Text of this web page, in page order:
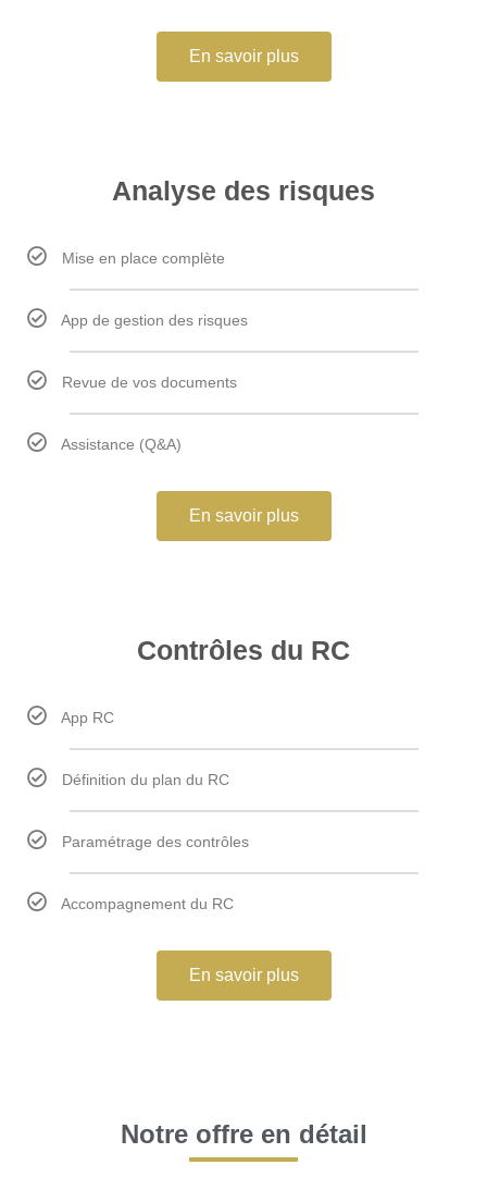
En savoir plus
Analyse des risques
Mise en place complète
App de gestion des risques
Revue de vos documents
Assistance (Q&A)
En savoir plus
Contrôles du RC
App RC
Définition du plan du RC
Paramétrage des contrôles
Accompagnement du RC
En savoir plus
Notre offre en détail